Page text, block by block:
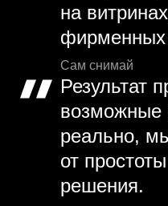
на
фирменных
Сам снимай
Результат
возможные
реально,
от
решения.